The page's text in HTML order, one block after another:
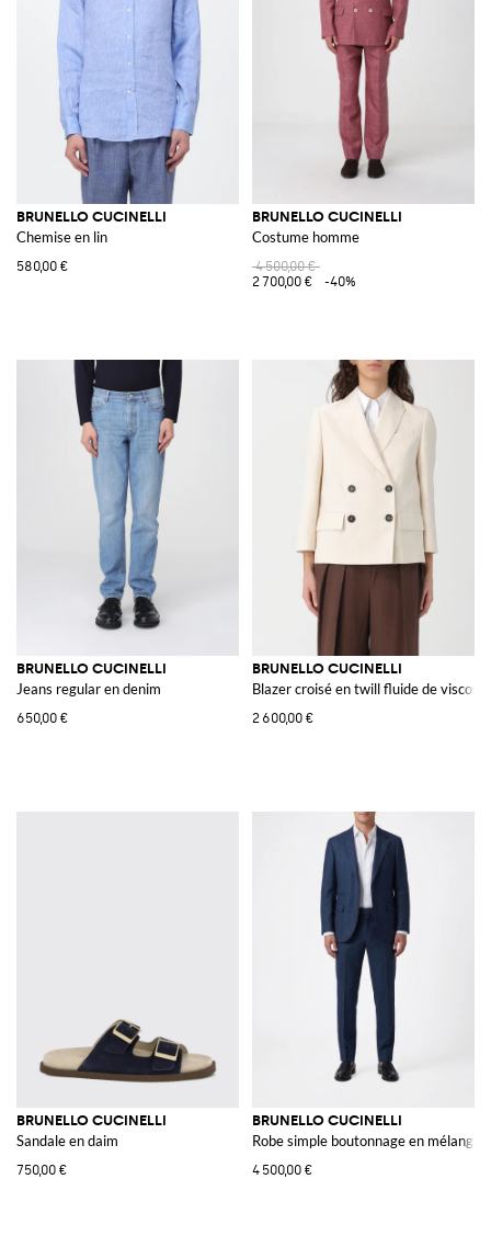
BRUNELLO CUCINELLI
Chemise en lin
580,00 €
BRUNELLO CUCINELLI
Costume homme
4 500,00 €
2 700,00 €
-40%
BRUNELLO CUCINELLI
Jeans regular en denim
650,00 €
BRUNELLO CUCINELLI
Blazer croisé en twill fluide de viscose
2 600,00 €
BRUNELLO CUCINELLI
Sandale en daim
750,00 €
BRUNELLO CUCINELLI
Robe simple boutonnage en mélange
4 500,00 €